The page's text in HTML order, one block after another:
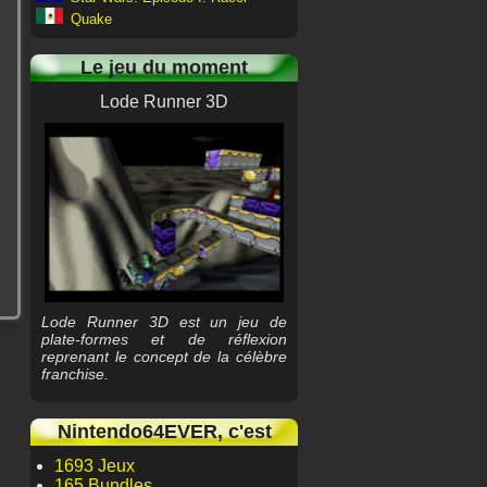
Quake
Le jeu du moment
Lode Runner 3D
Lode Runner 3D est un jeu de
plate-formes et de réflexion
reprenant le concept de la célèbre
franchise.
Nintendo64EVER, c'est
1693 Jeux